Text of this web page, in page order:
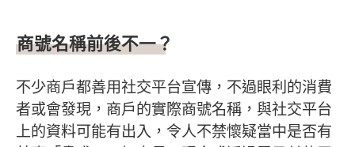
商號名稱前後不一？
不少商戶都善用社交平台宣傳，不過眼利的消費
者或會發現，商戶的實際商號名稱，與社交平台
上的資料可能有出入，令人不禁懷疑當中是否有